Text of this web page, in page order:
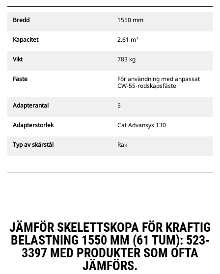
hörbara och synliga indikatorer
alltid finns i förarens siktlinje.
gripredskapsfästen är kompatibla
311–352 och alla hjulburna
grävmaskiner. Fästen för
Tillbehör som är kompatibla med
använder det fasta
anpassade redskapsfästen har ett
Bredd 1550 mm
Kapacitet 2.61 m³
Vikt 783 kg
Fäste
För användning med anpassat
CW-55-redskapsfäste
Adapterantal 5
Adapterstorlek Cat Advansys 130
Typ av skärstål Rak
JÄMFÖR SKELETTSKOPA FÖR KRAFTIG
BELASTNING 1550 MM (61 TUM): 523-
3397 MED PRODUKTER SOM OFTA
JÄMFÖRS.